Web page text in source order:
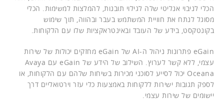
הכלי לניבוי אנליטי שלה לגילוי תובנות, להמלצות למשימות. הכלי
מסוגל לנתח את חוויית המשתמש בעבר ובהווה, תוך שימוש
בקונטקסט, בידע של העובד ובאינטראקציות שלו עם הלקוחות.
eGain פתרונות ניהול ה-AI של eGain מחזקים יכולות של שירות
עצמי, ללא קשר לערוץ. השילוב של הידע של eGain עם Avaya
Oceana יכול לסייע לסוכני מכירות בשיחות שלהם עם הלקוחות, או
לספק תגובות ישירות ללקוחות באמצעות כלי עזר וירטואליים דרך
יישומים של שירות עצמי.